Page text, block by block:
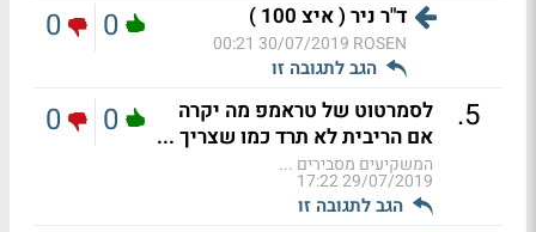
ד"ר ניר ( איצ 100 )
ROSEN
30/07/2019 00:21
הגב לתגובה זו
0
0
5
.
לסמרטוט של טראמפ מה יקרה
אם הריבית לא תרד כמו שצריך ...
המשקיעים מסבירים ...
29/07/2019 17:22
הגב לתגובה זו
0
0